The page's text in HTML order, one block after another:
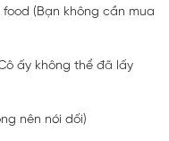
(Bạn không cần mua
ấy không thể đã lấy
nên nói dối)